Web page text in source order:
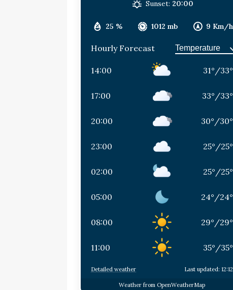
25 % 1012 mb 9 Km/h
Sunset: 20:00
Hourly Forecast
14:00 31° /33°
17:00 33° /33°
20:00 30° /30°
23:00 25° /25°
02:00 25° /25°
05:00 24° /24°
08:00 29° /29°
11:00 35° /35°
Detailed weather Last updated: 12:12
Weather from OpenWeatherMap